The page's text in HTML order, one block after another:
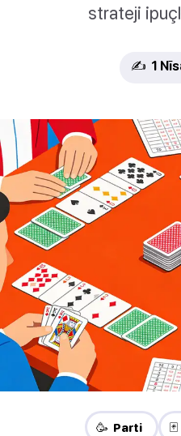
strateji
✍️ 1
🥳 Parti